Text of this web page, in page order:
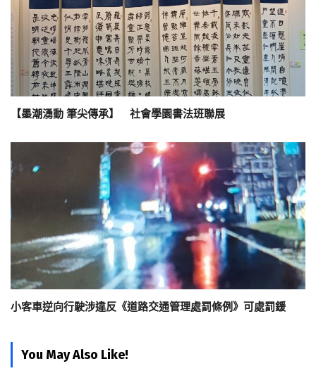
【墨潮湧動 筆尖傳承】 社會學園書法班聯展
小客車逆向行駛涉違反《道路交通管理處罰條例》可處罰鍰
You May Also Like!